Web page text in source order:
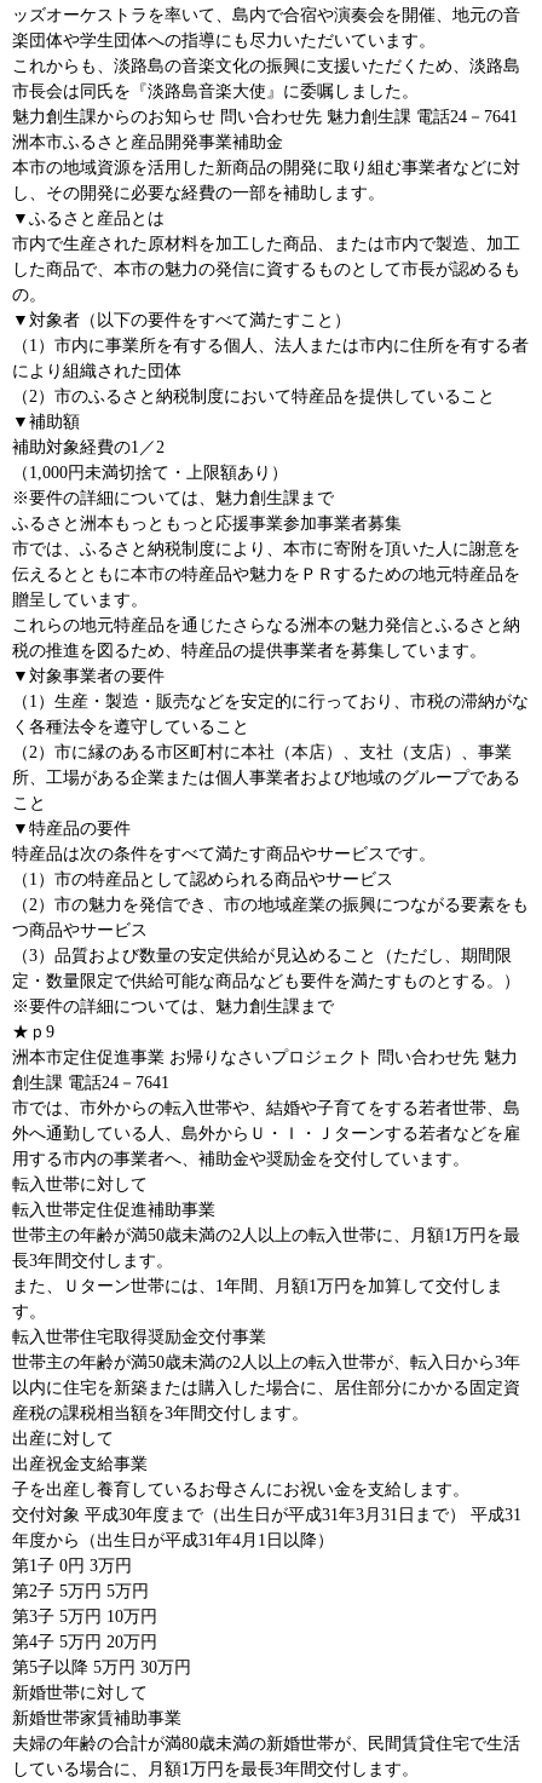
ッズオーケストラを率いて、島内で合宿や演奏会を開催、地元の音
楽団体や学生団体への指導にも尽力いただいています。
これからも、淡路島の音楽文化の振興に支援いただくため、淡路島
市長会は同氏を『淡路島音楽大使』に委嘱しました。
魅力創生課からのお知らせ 問い合わせ先 魅力創生課 電話24－7641
洲本市ふるさと産品開発事業補助金
本市の地域資源を活用した新商品の開発に取り組む事業者などに対
し、その開発に必要な経費の一部を補助します。
▼ふるさと産品とは
市内で生産された原材料を加工した商品、または市内で製造、加工
した商品で、本市の魅力の発信に資するものとして市長が認めるも
の。
▼対象者（以下の要件をすべて満たすこと）
（1）市内に事業所を有する個人、法人または市内に住所を有する者
により組織された団体
（2）市のふるさと納税制度において特産品を提供していること
▼補助額
補助対象経費の1／2
（1,000円未満切捨て・上限額あり）
※要件の詳細については、魅力創生課まで
ふるさと洲本もっともっと応援事業参加事業者募集
市では、ふるさと納税制度により、本市に寄附を頂いた人に謝意を
伝えるとともに本市の特産品や魅力をＰＲするための地元特産品を
贈呈しています。
これらの地元特産品を通じたさらなる洲本の魅力発信とふるさと納
税の推進を図るため、特産品の提供事業者を募集しています。
▼対象事業者の要件
（1）生産・製造・販売などを安定的に行っており、市税の滞納がな
く各種法令を遵守していること
（2）市に縁のある市区町村に本社（本店）、支社（支店）、事業
所、工場がある企業または個人事業者および地域のグループである
こと
▼特産品の要件
特産品は次の条件をすべて満たす商品やサービスです。
（1）市の特産品として認められる商品やサービス
（2）市の魅力を発信でき、市の地域産業の振興につながる要素をも
つ商品やサービス
（3）品質および数量の安定供給が見込めること（ただし、期間限
定・数量限定で供給可能な商品なども要件を満たすものとする。）
※要件の詳細については、魅力創生課まで
★ｐ9
洲本市定住促進事業 お帰りなさいプロジェクト 問い合わせ先 魅力
創生課 電話24－7641
市では、市外からの転入世帯や、結婚や子育てをする若者世帯、島
外へ通勤している人、島外からＵ・Ｉ・Ｊターンする若者などを雇
用する市内の事業者へ、補助金や奨励金を交付しています。
転入世帯に対して
転入世帯定住促進補助事業
世帯主の年齢が満50歳未満の2人以上の転入世帯に、月額1万円を最
長3年間交付します。
また、Ｕターン世帯には、1年間、月額1万円を加算して交付しま
す。
転入世帯住宅取得奨励金交付事業
世帯主の年齢が満50歳未満の2人以上の転入世帯が、転入日から3年
以内に住宅を新築または購入した場合に、居住部分にかかる固定資
産税の課税相当額を3年間交付します。
出産に対して
出産祝金支給事業
子を出産し養育しているお母さんにお祝い金を支給します。
交付対象 平成30年度まで（出生日が平成31年3月31日まで） 平成31
年度から（出生日が平成31年4月1日以降）
第1子 0円 3万円
第2子 5万円 5万円
第3子 5万円 10万円
第4子 5万円 20万円
第5子以降 5万円 30万円
新婚世帯に対して
新婚世帯家賃補助事業
夫婦の年齢の合計が満80歳未満の新婚世帯が、民間賃貸住宅で生活
している場合に、月額1万円を最長3年間交付します。